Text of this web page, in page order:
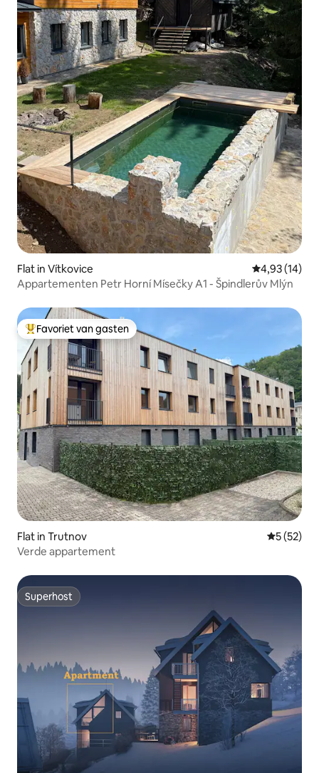
Flat in Vítkovice Gemiddelde
4,93 (14)
Appartementen Petr Horní Mísečky A1 - Špindlerův Mlýn
Topfavoriet van gasten
Favoriet van gasten
Flat in Trutnov
5 (52)
Verde appartement
Superhost
Superhost